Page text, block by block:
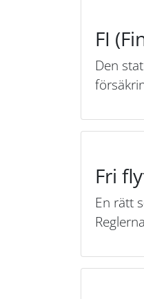
FI
Den
Fri
En rätt